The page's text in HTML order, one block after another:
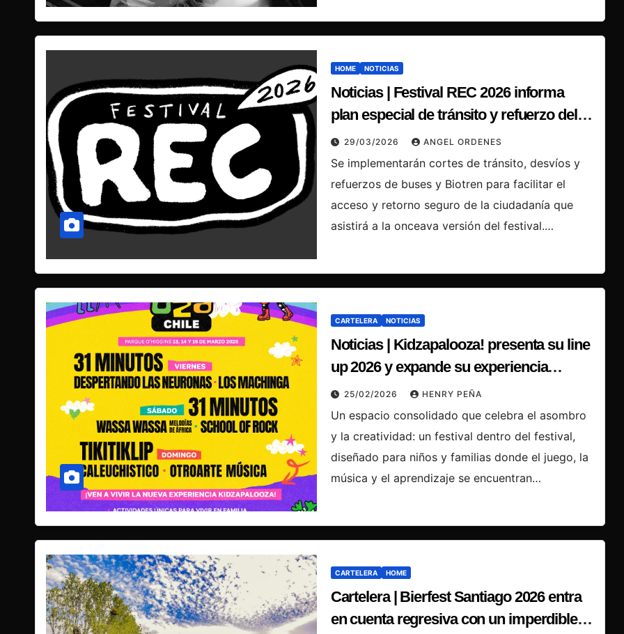
HOME NOTICIAS
Noticias | Festival REC 2026 informa
plan especial de tránsito y refuerzo del
transporte público para el fin de semana
del evento
29/03/2026 ANGEL ORDENES
Se implementarán cortes de tránsito, desvíos y
refuerzos de buses y Biotren para facilitar el
acceso y retorno seguro de la ciudadanía que
asistirá a la onceava versión del festival.…
CARTELERA NOTICIAS
Noticias | Kidzapalooza! presenta su line
up 2026 y expande su experiencia
educativa
25/02/2026 HENRY PEÑA
Un espacio consolidado que celebra el asombro
y la creatividad: un festival dentro del festival,
diseñado para niños y familias donde el juego, la
música y el aprendizaje se encuentran…
CARTELERA HOME
Cartelera | Bierfest Santiago 2026 entra
en cuenta regresiva con un imperdible